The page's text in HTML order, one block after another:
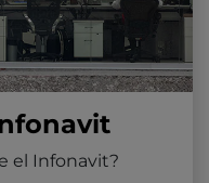
el Infonavit?